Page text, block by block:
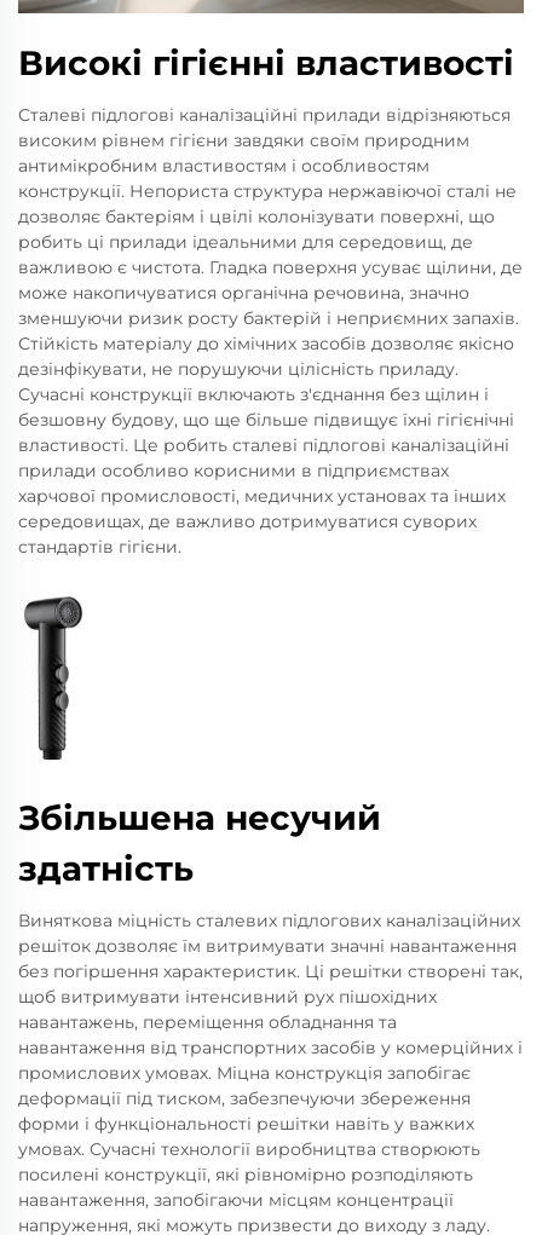
Високі гігієнні властивості
Сталеві підлогові каналізаційні прилади відрізняються
високим рівнем гігієни завдяки своїм природним
антимікробним властивостям і особливостям
конструкції. Непориста структура нержавіючої сталі не
дозволяє бактеріям і цвілі колонізувати поверхні, що
робить ці прилади ідеальними для середовищ, де
важливою є чистота. Гладка поверхня усуває щілини, де
може накопичуватися органічна речовина, значно
зменшуючи ризик росту бактерій і неприємних запахів.
Стійкість матеріалу до хімічних засобів дозволяє якісно
дезінфікувати, не порушуючи цілісність приладу.
Сучасні конструкції включають з'єднання без щілин і
безшовну будову, що ще більше підвищує їхні гігієнічні
властивості. Це робить сталеві підлогові каналізаційні
прилади особливо корисними в підприємствах
харчової промисловості, медичних установах та інших
середовищах, де важливо дотримуватися суворих
стандартів гігієни.
Збільшена несучий
здатність
Виняткова міцність сталевих підлогових каналізаційних
решіток дозволяє їм витримувати значні навантаження
без погіршення характеристик. Ці решітки створені так,
щоб витримувати інтенсивний рух пішохідних
навантажень, переміщення обладнання та
навантаження від транспортних засобів у комерційних і
промислових умовах. Міцна конструкція запобігає
деформації під тиском, забезпечуючи збереження
форми і функціональності решітки навіть у важких
умовах. Сучасні технології виробництва створюють
посилені конструкції, які рівномірно розподіляють
навантаження, запобігаючи місцям концентрації
напруження, які можуть призвести до виходу з ладу.